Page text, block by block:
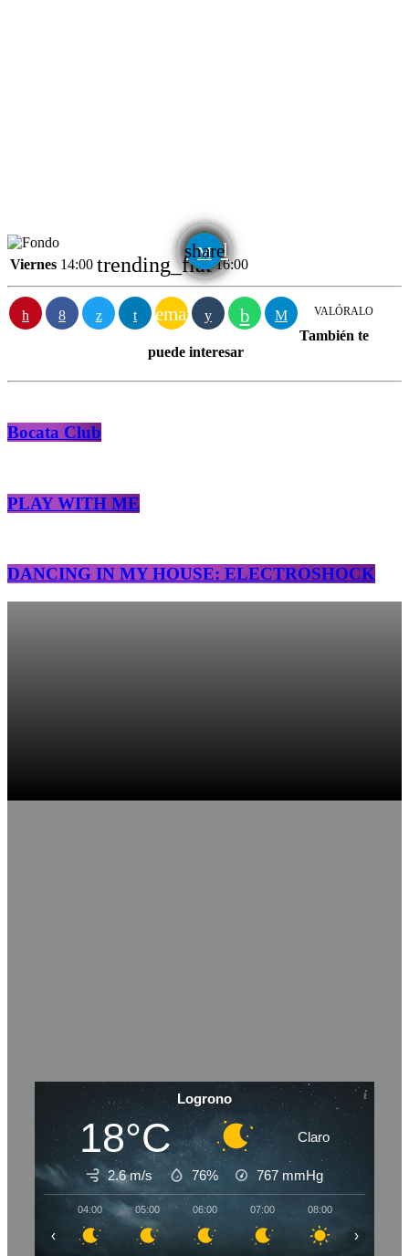
share
email
Viernes 14:00 trending_flat 16:00
email VALÓRALO
También te
puede interesar
Bocata Club
PLAY WITH ME
DANCING IN MY HOUSE: ELECTROSHOCK
Logrono
18°C Claro
2.6 m/s 76% 767 mmHg
04:00 05:00 06:00 07:00 08:00
‹ ›